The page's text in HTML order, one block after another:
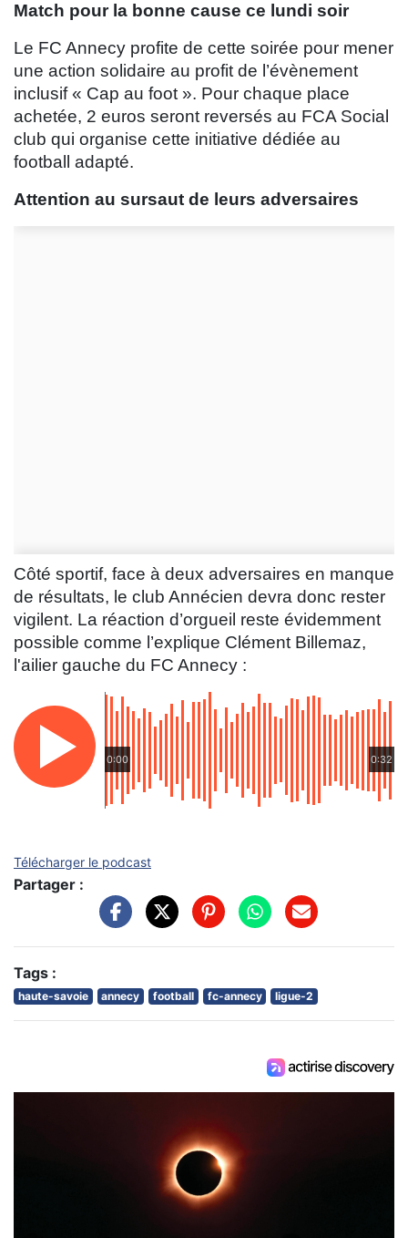
Match pour la bonne cause ce lundi soir
Le FC Annecy profite de cette soirée pour mener
une action solidaire au profit de l’évènement
inclusif « Cap au foot ». Pour chaque place
achetée, 2 euros seront reversés au FCA Social
club qui organise cette initiative dédiée au
football adapté.
Attention au sursaut de leurs adversaires
Côté sportif, face à deux adversaires en manque
de résultats, le club Annécien devra donc rester
vigilent. La réaction d’orgueil reste évidemment
possible comme l’explique Clément Billemaz,
l'ailier gauche du FC Annecy :
0:00 0:32
Télécharger le podcast
Partager :
Tags :
haute-savoie annecy football fc-annecy ligue-2